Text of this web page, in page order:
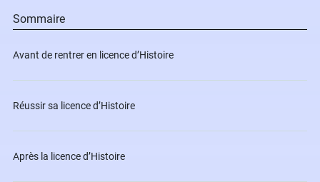
Sommaire
Avant de rentrer en licence d’Histoire
Réussir sa licence d’Histoire
Après la licence d’Histoire